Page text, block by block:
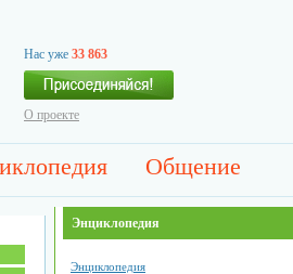
Нас уже 33 863
О проекте
Общение
Энциклопедия
Энциклопедия